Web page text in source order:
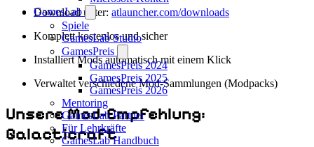
GamesLab
Spiele
GamesLab Studio
GamesPreis
GamesPreis 2024
GamesPreis 2025
GamesPreis 2026
Mentoring
GamesLab Partner
Für Lehrkräfte
GamesLab Handbuch
Download unter: atlauncher.com/downloads
Komplett kostenlos und sicher
Installiert Mods automatisch mit einem Klick
Verwaltet verschiedene Mod-Sammlungen (Modpacks)
Unsere Mod-Empfehlung:
Galacticraft